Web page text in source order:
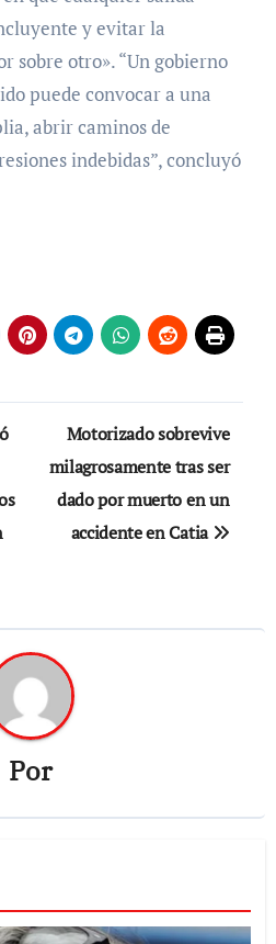
y evitar la
sobre otro». “Un gobierno
puede convocar a una
abrir caminos de
indebidas”, concluyó
Motorizado sobrevive
milagrosamente tras ser
dado por muerto en un
accidente en Catia
Por